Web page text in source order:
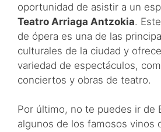
oportunidad de asistir a un
Teatro Arriaga Antzokia.
de ópera es una de las
culturales de la ciudad y
variedad de espectáculos,
conciertos y obras de teatro.
Por último, no te puedes ir de
algunos de los famosos vinos